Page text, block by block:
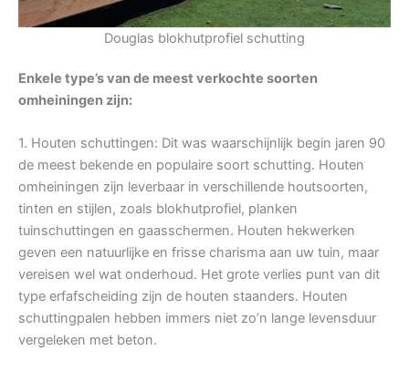
Douglas blokhutprofiel schutting
Enkele type’s van de meest verkochte soorten
omheiningen zijn:
1. Houten schuttingen: Dit was waarschijnlijk begin jaren 90
de meest bekende en populaire soort schutting. Houten
omheiningen zijn leverbaar in verschillende houtsoorten,
tinten en stijlen, zoals blokhutprofiel, planken
tuinschuttingen en gaasschermen. Houten hekwerken
geven een natuurlijke en frisse charisma aan uw tuin, maar
vereisen wel wat onderhoud. Het grote verlies punt van dit
type erfafscheiding zijn de houten staanders. Houten
schuttingpalen hebben immers niet zo’n lange levensduur
vergeleken met beton.